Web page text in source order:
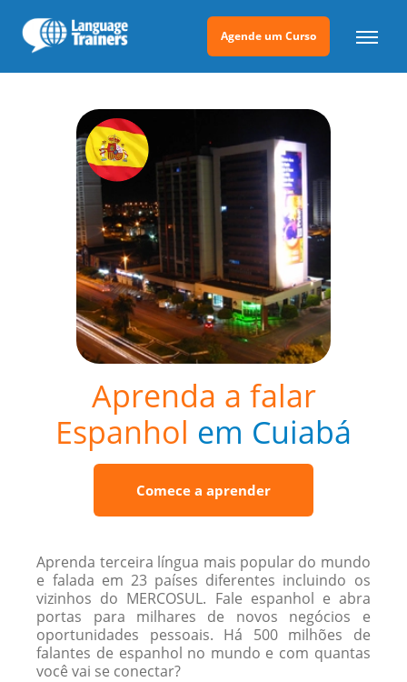
Agende um Curso
Aprenda a falar
Espanhol em Cuiabá
Comece a aprender
Aprenda terceira língua mais popular do mundo
e falada em 23 países diferentes incluindo os
vizinhos do MERCOSUL. Fale espanhol e abra
portas para milhares de novos negócios e
oportunidades pessoais. Há 500 milhões de
falantes de espanhol no mundo e com quantas
você vai se conectar?